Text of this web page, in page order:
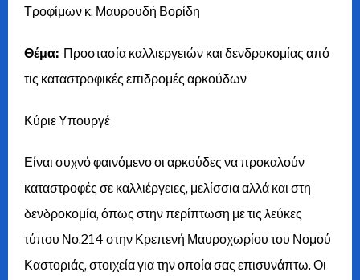
Τροφίμων κ. Μαυρουδή Βορίδη
Θέμα: Προστασία καλλιεργειών και δενδροκομίας από
τις καταστροφικές επιδρομές αρκούδων
Κύριε Υπουργέ
Είναι συχνό φαινόμενο οι αρκούδες να προκαλούν
καταστροφές σε καλλιέργειες, μελίσσια αλλά και στη
δενδροκομία, όπως στην περίπτωση με τις λεύκες
τύπου Νο.214 στην Κρεπενή Μαυροχωρίου του Νομού
Καστοριάς, στοιχεία για την οποία σας επισυνάπτω. Οι